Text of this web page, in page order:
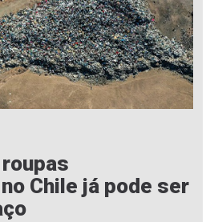
Chile já pode ser